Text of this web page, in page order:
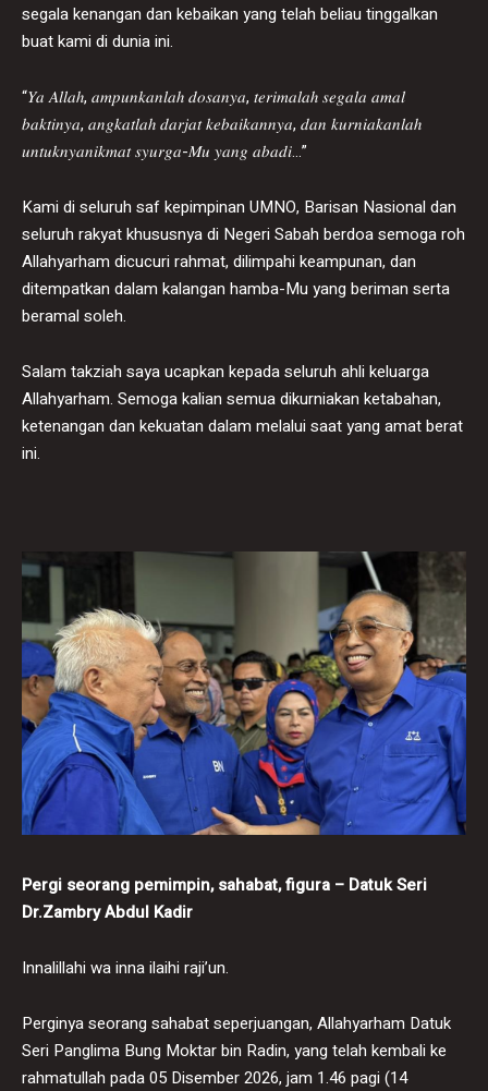
segala kenangan dan kebaikan yang telah beliau tinggalkan
buat kami di dunia ini.
“𝑌𝑎 𝐴𝑙𝑙𝑎ℎ, 𝑎𝑚𝑝𝑢𝑛𝑘𝑎𝑛𝑙𝑎ℎ 𝑑𝑜𝑠𝑎𝑛𝑦𝑎, 𝑡𝑒𝑟𝑖𝑚𝑎𝑙𝑎ℎ 𝑠𝑒𝑔𝑎𝑙𝑎 𝑎𝑚𝑎𝑙
𝑏𝑎𝑘𝑡𝑖𝑛𝑦𝑎, 𝑎𝑛𝑔𝑘𝑎𝑡𝑙𝑎ℎ 𝑑𝑎𝑟𝑗𝑎𝑡 𝑘𝑒𝑏𝑎𝑖𝑘𝑎𝑛𝑛𝑦𝑎, 𝑑𝑎𝑛 𝑘𝑢𝑟𝑛𝑖𝑎𝑘𝑎𝑛𝑙𝑎ℎ
𝑢𝑛𝑡𝑢𝑘𝑛𝑦𝑎𝑛𝑖𝑘𝑚𝑎𝑡 𝑠𝑦𝑢𝑟𝑔𝑎-𝑀𝑢 𝑦𝑎𝑛𝑔 𝑎𝑏𝑎𝑑𝑖…”
Kami di seluruh saf kepimpinan UMNO, Barisan Nasional dan
seluruh rakyat khususnya di Negeri Sabah berdoa semoga roh
Allahyarham dicucuri rahmat, dilimpahi keampunan, dan
ditempatkan dalam kalangan hamba-Mu yang beriman serta
beramal soleh.
Salam takziah saya ucapkan kepada seluruh ahli keluarga
Allahyarham. Semoga kalian semua dikurniakan ketabahan,
ketenangan dan kekuatan dalam melalui saat yang amat berat
ini. ‎
Pergi seorang pemimpin, sahabat, figura – Datuk Seri
Dr.Zambry Abdul Kadir
Innalillahi wa inna ilaihi raji’un.
Perginya seorang sahabat seperjuangan, Allahyarham Datuk
Seri Panglima Bung Moktar bin Radin, yang telah kembali ke
rahmatullah pada 05 Disember 2026, jam 1.46 pagi (14